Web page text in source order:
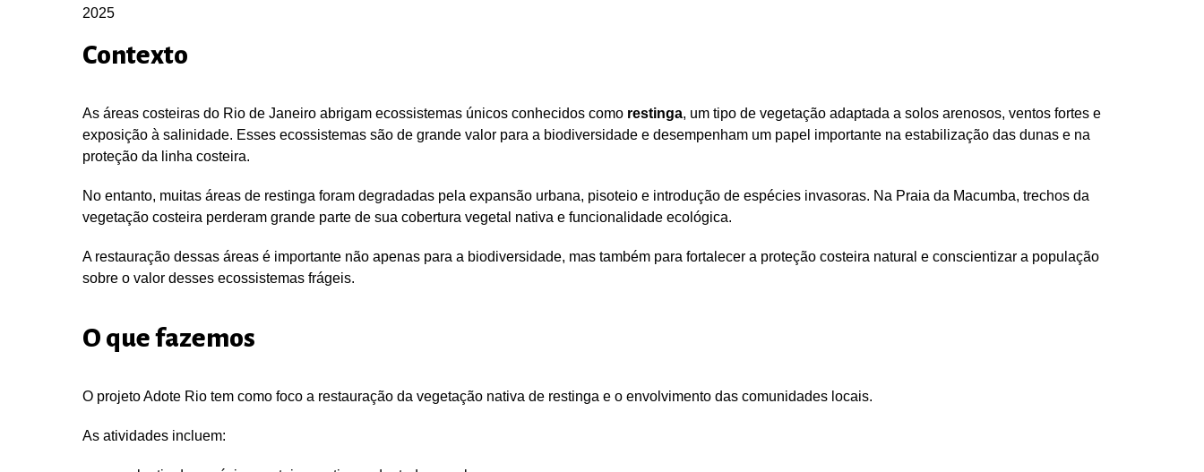
2025
Contexto
As áreas costeiras do Rio de Janeiro abrigam ecossistemas únicos conhecidos como restinga, um tipo de vegetação adaptada a solos arenosos, ventos fortes e
exposição à salinidade. Esses ecossistemas são de grande valor para a biodiversidade e desempenham um papel importante na estabilização das dunas e na
proteção da linha costeira.
No entanto, muitas áreas de restinga foram degradadas pela expansão urbana, pisoteio e introdução de espécies invasoras. Na Praia da Macumba, trechos da
vegetação costeira perderam grande parte de sua cobertura vegetal nativa e funcionalidade ecológica.
A restauração dessas áreas é importante não apenas para a biodiversidade, mas também para fortalecer a proteção costeira natural e conscientizar a população
sobre o valor desses ecossistemas frágeis.
O que fazemos
O projeto Adote Rio tem como foco a restauração da vegetação nativa de restinga e o envolvimento das comunidades locais.
As atividades incluem: